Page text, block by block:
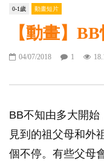
0-1歲 動畫短片
【動畫】
04/07/2018 1
BB不知由多大開始
見到的祖父母和外
個不停。有些父母